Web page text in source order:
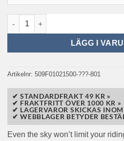
509 Atmosphere Skoterhjälm
LÄGG I
Artikelnr: 509F01021500-???-801
✔ STANDARDFRAKT 49 KR »
✔ FRAKTFRITT ÖVER 1000 KR »
✔ LAGERVAROR SKICKAS
✔ WEBBLAGER BETYDER
Even the sky won’t limit your